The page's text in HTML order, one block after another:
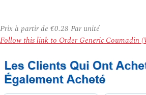
Prix à partir de €0.28 Par unité
Follow this link to Order Generic Coumadin